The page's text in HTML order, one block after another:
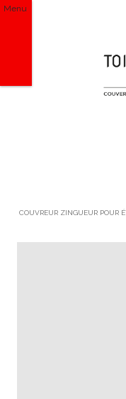
Menu
COUVREUR ZINGUEUR POUR